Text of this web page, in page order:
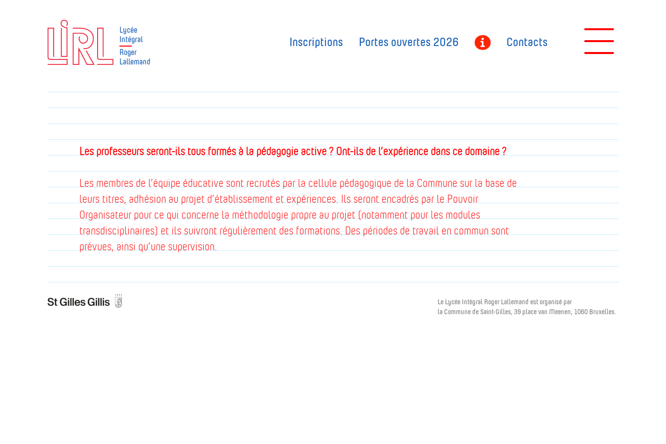
Lycée
Intégral
Roger
Lallemand
Inscriptions Portes ouvertes 2026 Contacts
Les professeurs seront-ils tous formés à la pédagogie active ? Ont-ils de l’expérience dans ce domaine ?
Les membres de l’équipe éducative sont recrutés par la cellule pédagogique de la Commune sur la base de
leurs titres, adhésion au projet d’établissement et expériences. Ils seront encadrés par le Pouvoir
Organisateur pour ce qui concerne la méthodologie propre au projet (notamment pour les modules
transdisciplinaires) et ils suivront régulièrement des formations. Des périodes de travail en commun sont
prévues, ainsi qu’une supervision.
Le Lycée Intégral Roger Lallemand est organisé par
la Commune de Saint-Gilles, 39 place van Meenen, 1060 Bruxelles.